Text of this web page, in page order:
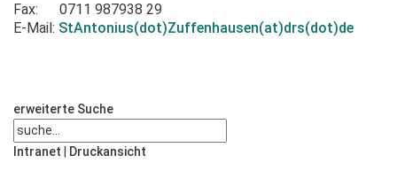
Fax: 0711 987938 29
E-Mail: StAntonius(dot)Zuffenhausen(at)drs(dot)de
erweiterte Suche
Intranet Druckansicht